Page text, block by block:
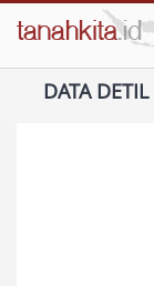
DATA DETIL